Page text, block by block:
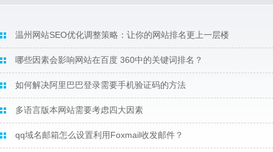
温州网站SEO优化调整策略：让你的网站排名更上一层楼
哪些因素会影响网站在百度 360中的关键词排名？
如何解决阿里巴巴登录需要手机验证码的方法
多语言版本网站需要考虑四大因素
Qq域名邮箱怎么设置利用Foxmail收发邮件？